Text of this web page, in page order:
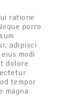
ratione
porro
adipisci
modi
dolore
tempor
magna